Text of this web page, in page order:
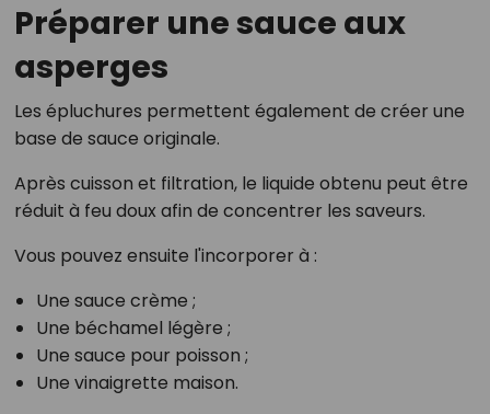
Préparer une sauce aux
asperges
Les épluchures permettent également de créer une
base de sauce originale.
Après cuisson et filtration, le liquide obtenu peut être
réduit à feu doux afin de concentrer les saveurs.
Vous pouvez ensuite l'incorporer à :
Une sauce crème ;
Une béchamel légère ;
Une sauce pour poisson ;
Une vinaigrette maison.